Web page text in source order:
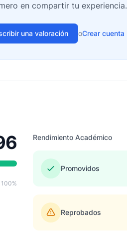
en compartir tu experiencia.
una valoración oCrear cuenta
100%
Rendimiento Académico
Promovidos
Reprobados